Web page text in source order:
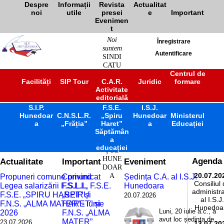
Despre
noi
Informații
utile
Revista
presei
Actualitat
e
Important
Evenimen
t
Înregistrare
Autentificare
Noi
suntem
SINDI
CATU
ÎNVĂ
ȚĂM
ÂNT
PREU
NIVE
RSITA
R
JUDE
ȚUL
HUNE
DOAR
A
Facilități SIP Tour C.A.R. Juridic
Centrul de
formare
Activitate
editorială
S.I.P.
Hunedoar
a
C.N.S.L.R.
„Frăția”
F.S.E.
„Spiru
Haret”
I.S.J.
Hunedoar
a
Ministerul
Educației
Săptămân
a
educației
Agenda
Consiliul
al I.S.J.
Actualitate
Propuneri comune privind
Legea salarizării F.S.L.I.,
F.S.E. „SPIRU HARET” și
F.N.S. „ALMA MATER” - iunie
2026
23.07.2026
Important
Comunicat
F.S.L.I., F.S.E.
„SPIRU
HARET” și
F.N.S. „ALMA
MATER”
Eveniment
Ședința C.A. al I.S.J.
Hunedoara
20.07.2026
Luni, 20 iulie a.c., a
avut loc ședința de